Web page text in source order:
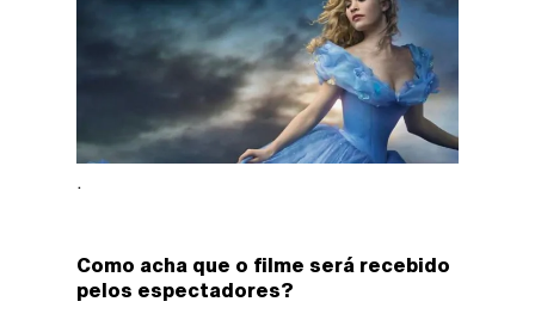
Como acha que o filme será recebido
pelos espectadores?